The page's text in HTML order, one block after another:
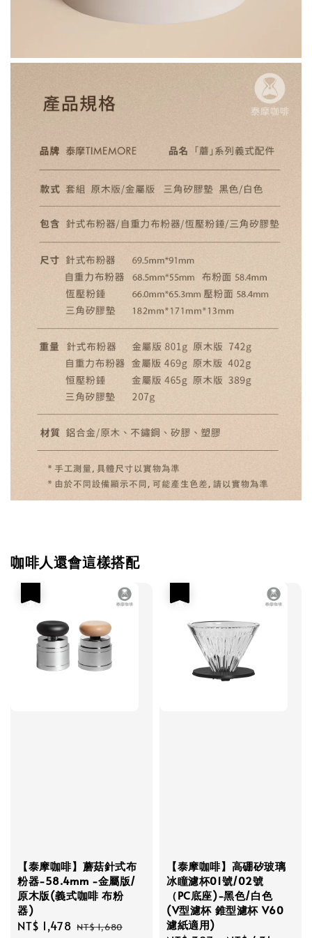
咖啡人還會這樣搭配
【泰摩咖啡】蘑菇針式布
粉器-58.4mm -金屬版/
原木版(義式咖啡 布粉
器)
Sale
NT$ 1,478 Regular
NT$ 1,680
【泰摩咖啡】高硼矽玻璃
冰瞳濾杯01號/02號
（PC底座)-黑色/白色
(V型濾杯 錐型濾杯 V60
濾紙適用)